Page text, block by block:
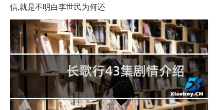
信,就是不明白李世民为何还